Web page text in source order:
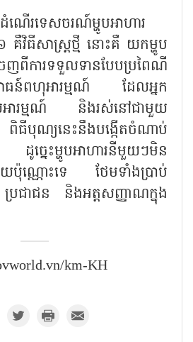
ណើរទេសចរណ៍ម្ហូបអាហារ
គឺវិធីសាស្រ្តថ្មី នោះគឺ យកម្ហូប
េញពីការទទួលទានបែបប្រពៃណី
ោធន៍ពហុអារម្មណ៍ ដែលអ្នក
អារម្មណ៍ និងរស់នៅជាមួយ
ពិធីបុណ្យនេះនឹងបង្កើតចំណាប់
ដូច្នេះម្ហូបអាហារនីមួយៗមិន
ាយប៉ុណ្ណោះទេ ថែមទាំងប្រាប់
ប្រជាជន និងអត្តសញ្ញាណក្នុង
km-KH